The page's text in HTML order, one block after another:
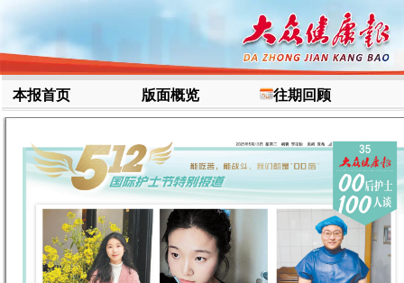
本报首页 版面概览 往期回顾